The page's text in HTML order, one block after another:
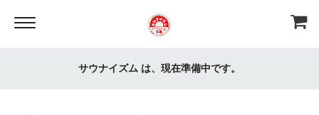
サウナイズム は、現在準備中です。